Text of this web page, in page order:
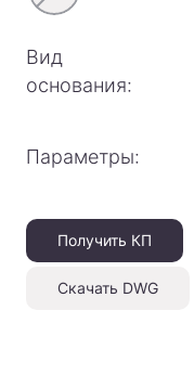
Вид
основания:
Параметры:
Получить КП
Скачать DWG